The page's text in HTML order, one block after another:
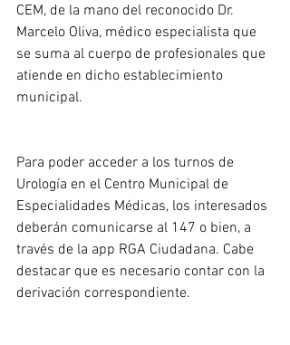
CEM, de la mano del reconocido Dr.
Marcelo Oliva, médico especialista que
se suma al cuerpo de profesionales que
atiende en dicho establecimiento
municipal.
Para poder acceder a los turnos de
Urología en el Centro Municipal de
Especialidades Médicas, los interesados
deberán comunicarse al 147 o bien, a
través de la app RGA Ciudadana. Cabe
destacar que es necesario contar con la
derivación correspondiente.